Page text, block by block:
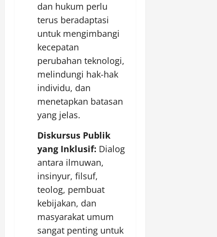
dan hukum perlu
terus beradaptasi
untuk mengimbangi
kecepatan
perubahan teknologi,
melindungi hak-hak
individu, dan
menetapkan batasan
yang jelas.
Diskursus Publik
yang Inklusif: Dialog
antara ilmuwan,
insinyur, filsuf,
teolog, pembuat
kebijakan, dan
masyarakat umum
sangat penting untuk